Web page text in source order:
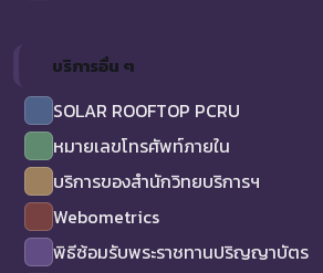
บริการอื่น ๆ
SOLAR ROOFTOP PCRU
หมายเลขโทรศัพท์ภายใน
บริการของสำนักวิทยบริการฯ
Webometrics
พิธีซ้อมรับพระราชทานปริญญาบัตร